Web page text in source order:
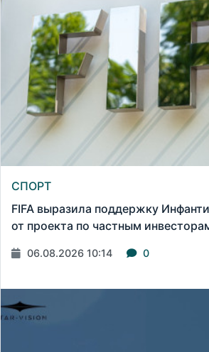
СПОРТ
FIFA выразила поддержку
от проекта по частным
06.08.2026 10:14 0